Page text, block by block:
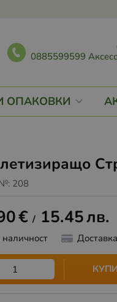
0885599599
ОПАКОВКИ
208
€ / 15.45лв.
наличност
КУПИ